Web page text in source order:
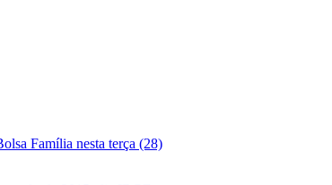
Família nesta terça (28)